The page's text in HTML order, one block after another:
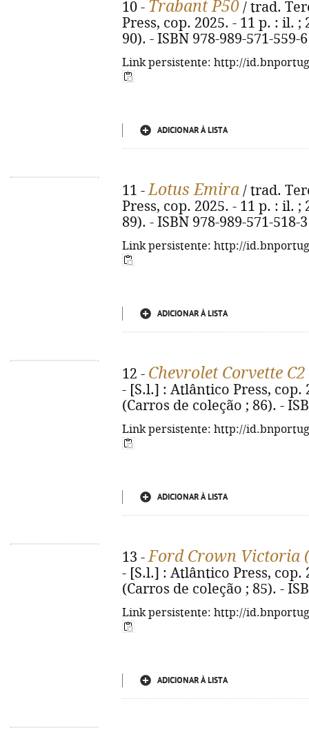
10 - Trabant P50 / trad.
Press, cop. 2025. - 11 p. : il.
90). - ISBN 978-989-571-559-6
Link persistente: http://
ADICIONAR À LISTA
11 -Lotus Emira / trad.
Press, cop. 2025. - 11 p. : il.
89). - ISBN 978-989-571-518-3
Link persistente: http://
ADICIONAR À LISTA
12 - Chevrolet Corvette
- [S.l.] : Atlântico Press, cop.
(Carros de coleção ; 86). -
Link persistente: http://
ADICIONAR À LISTA
13 -Ford Crown Victoria
- [S.l.] : Atlântico Press, cop.
(Carros de coleção ; 85). -
Link persistente: http://
ADICIONAR À LISTA